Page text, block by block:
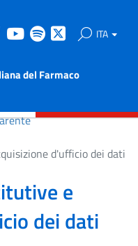
Bluesky
Youtube
Spotify ITA
del Farmaco
d'ufficio dei dati
e
dei dati